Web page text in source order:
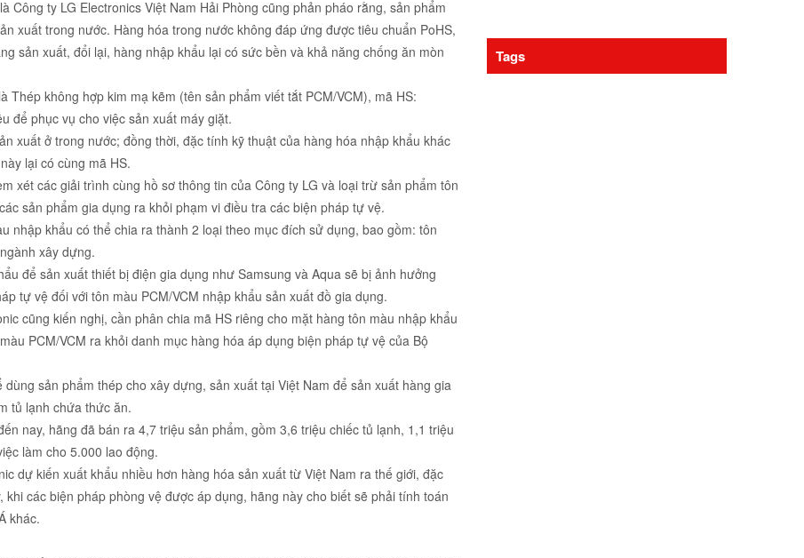
Công ty LG Electronics Việt Nam Hải Phòng cũng phản pháo rằng, sản phẩm
xuất trong nước. Hàng hóa trong nước không đáp ứng được tiêu chuẩn PoHS,
sản xuất, đổi lại, hàng nhập khẩu lại có sức bền và khả năng chống ăn mòn
Thép không hợp kim mạ kẽm (tên sản phẩm viết tắt PCM/VCM), mã HS:
để phục vụ cho việc sản xuất máy giặt.
xuất ở trong nước; đồng thời, đặc tính kỹ thuật của hàng hóa nhập khẩu khác
lại có cùng mã HS.
xét các giải trình cùng hồ sơ thông tin của Công ty LG và loại trừ sản phẩm tôn
sản phẩm gia dụng ra khỏi phạm vi điều tra các biện pháp tự vệ.
nhập khẩu có thể chia ra thành 2 loại theo mục đích sử dụng, bao gồm: tôn
xây dựng.
để sản xuất thiết bị điện gia dụng như Samsung và Aqua sẽ bị ảnh hưởng
tự vệ đối với tôn màu PCM/VCM nhập khẩu sản xuất đồ gia dụng.
cũng kiến nghị, cần phân chia mã HS riêng cho mặt hàng tôn màu nhập khẩu
PCM/VCM ra khỏi danh mục hàng hóa áp dụng biện pháp tự vệ của Bộ
sản phẩm thép cho xây dựng, sản xuất tại Việt Nam để sản xuất hàng gia
tủ lạnh chứa thức ăn.
nay, hãng đã bán ra 4,7 triệu sản phẩm, gồm 3,6 triệu chiếc tủ lạnh, 1,1 triệu
làm cho 5.000 lao động.
dự kiến xuất khẩu nhiều hơn hàng hóa sản xuất từ Việt Nam ra thế giới, đặc
các biện pháp phòng vệ được áp dụng, hãng này cho biết sẽ phải tính toán
khác.
Tags